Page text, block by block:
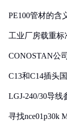
PE100管材的含
工业厂房载重
CONOSTAN公
C13和C14插头
LGJ-240/30导
寻找nce01p30k